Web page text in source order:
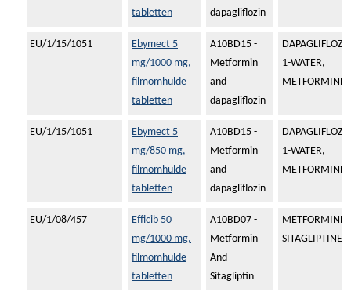
tabletten
dapagliflozin
EU/1/15/1051
Ebymect 5
mg/1000 mg,
filmomhulde
tabletten
A10BD15 -
Metformin
and
dapagliflozin
1-WATER,
EU/1/15/1051
Ebymect 5
mg/850 mg,
filmomhulde
tabletten
A10BD15 -
Metformin
and
dapagliflozin
1-WATER,
EU/1/08/457
Efficib 50
mg/1000 mg,
filmomhulde
tabletten
A10BD07 -
Metformin
And
Sitagliptin